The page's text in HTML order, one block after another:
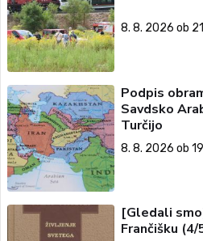
8. 8. 2026 ob
Podpis
Savdsko
Turčijo
8. 8. 2026 ob
[Gledali
Frančišku (4/